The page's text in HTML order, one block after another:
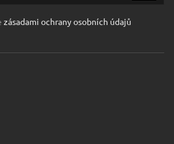
zásadami ochrany osobních údajů